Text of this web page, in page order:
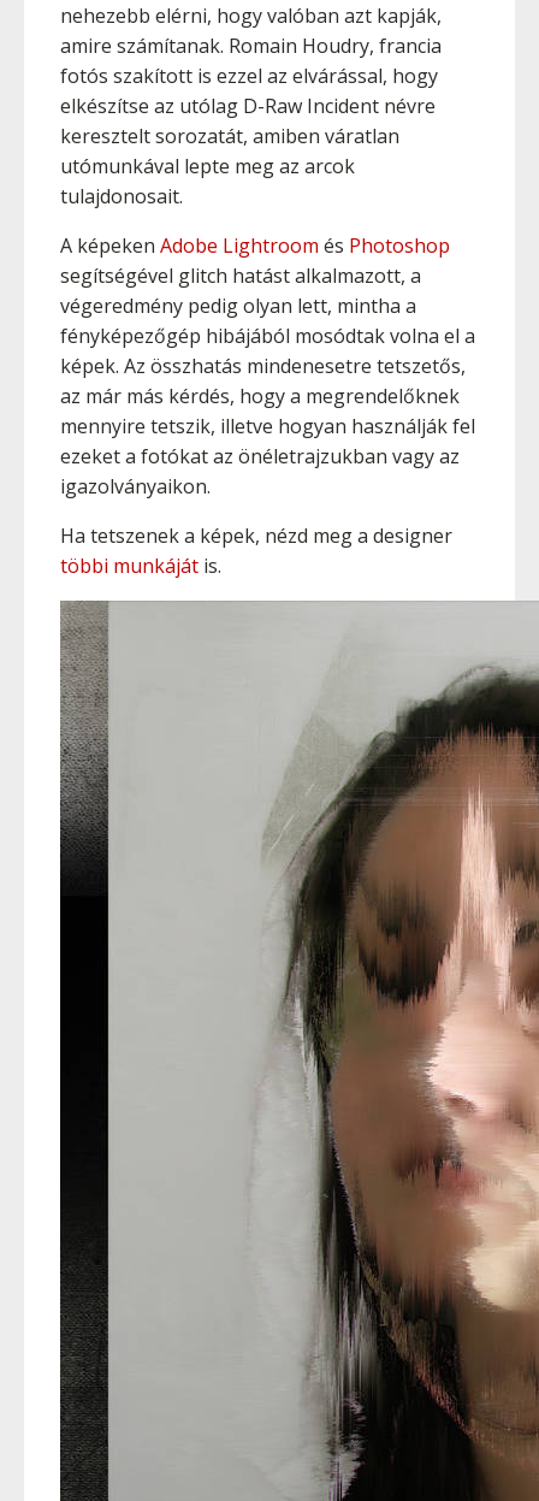
nehezebb elérni, hogy valóban azt kapják,
amire számítanak. Romain Houdry, francia
fotós szakított is ezzel az elvárással, hogy
elkészítse az utólag D-Raw Incident névre
keresztelt sorozatát, amiben váratlan
utómunkával lepte meg az arcok
tulajdonosait.
A képeken Adobe Lightroom és Photoshop
segítségével glitch hatást alkalmazott, a
végeredmény pedig olyan lett, mintha a
fényképezőgép hibájából mosódtak volna el a
képek. Az összhatás mindenesetre tetszetős,
az már más kérdés, hogy a megrendelőknek
mennyire tetszik, illetve hogyan használják fel
ezeket a fotókat az önéletrajzukban vagy az
igazolványaikon.
Ha tetszenek a képek, nézd meg a designer
többi munkáját is.